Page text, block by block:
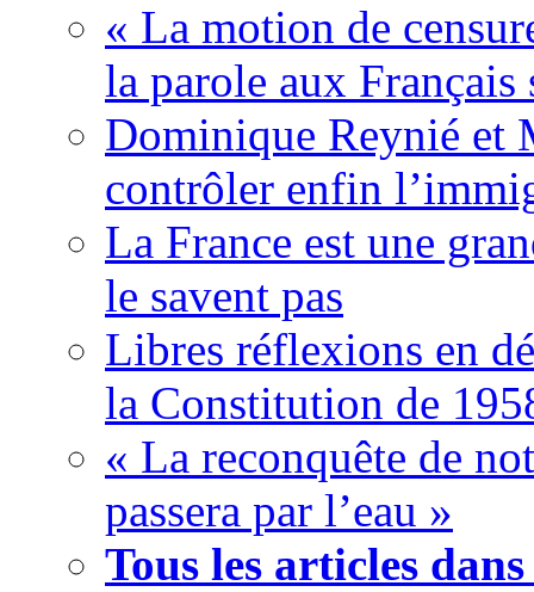
« La motion de
la parole aux
Dominique Reynié et
contrôler enfin
La France est une
le savent pas
Libres réflexions en
la Constitution de
« La reconquête de
passera par l’eau »
Tous les articles